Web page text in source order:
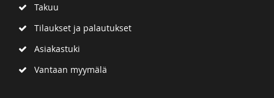
Takuu
Tilaukset ja palautukset
Asiakastuki
Vantaan myymälä